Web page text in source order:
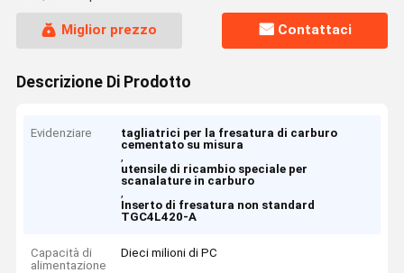
Miglior prezzo Contattaci
Descrizione Di Prodotto
Evidenziare
tagliatrici per la fresatura di carburo
cementato su misura
,
utensile di ricambio speciale per
scanalature in carburo
,
Inserto di fresatura non standard
TGC4L420-A
Capacità di
alimentazione
Dieci milioni di PC